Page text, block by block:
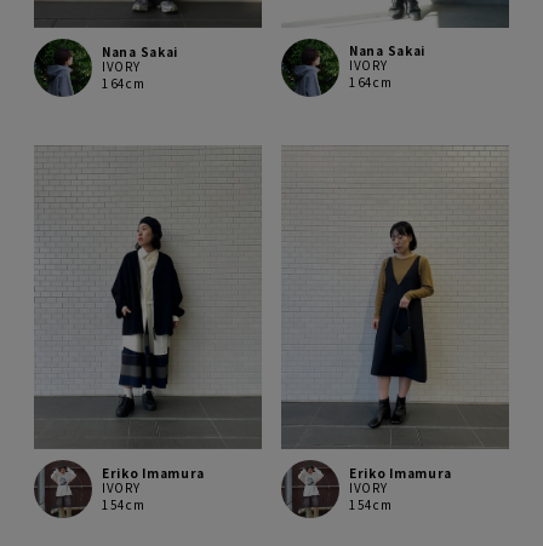
Nana Sakai
IVORY
164cm
Nana Sakai
IVORY
164cm
Eriko Imamura
IVORY
154cm
Eriko Imamura
IVORY
154cm